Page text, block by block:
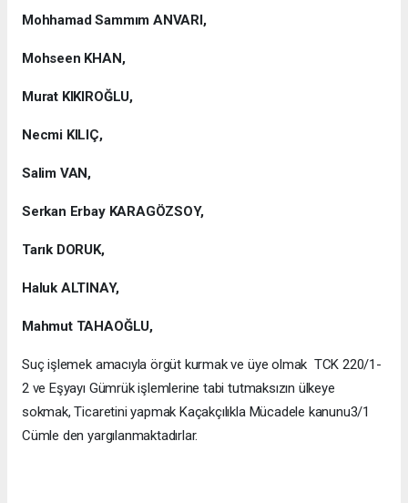
Mohhamad Sammım ANVARI,
Mohseen KHAN,
Murat KIKIROĞLU,
Necmi KILIÇ,
Salim VAN,
Serkan Erbay KARAGÖZSOY,
Tarık DORUK,
Haluk ALTINAY,
Mahmut TAHAOĞLU,
Suç işlemek amacıyla örgüt kurmak ve üye olmak TCK 220/1-
2 ve Eşyayı Gümrük işlemlerine tabi tutmaksızın ülkeye
sokmak, Ticaretini yapmak Kaçakçılıkla Mücadele kanunu3/1
Cümle den yargılanmaktadırlar.